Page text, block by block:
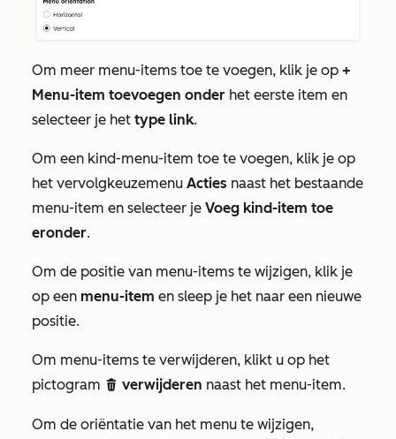
Om meer menu-items toe te voegen, klik je op +
Menu-item toevoegen onder het eerste item en
selecteer je het type link.
Om een kind-menu-item toe te voegen, klik je op
het vervolgkeuzemenu Acties naast het bestaande
menu-item en selecteer je Voeg kind-item toe
eronder.
Om de positie van menu-items te wijzigen, klik je
op een menu-item en sleep je het naar een nieuwe
positie.
Om menu-items te verwijderen, klikt u op het
pictogram delete verwijderen naast het menu-item.
Om de oriëntatie van het menu te wijzigen,